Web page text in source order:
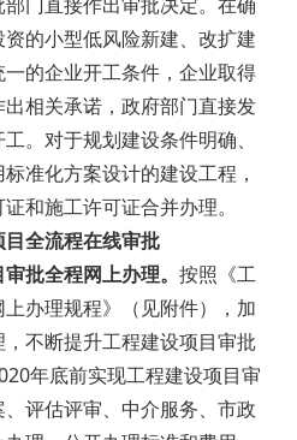
的小型低风险新建、改扩建
的企业开工条件，企业取得
相关承诺，政府部门直接发
。对于规划建设条件明确、
准化方案设计的建设工程，
和施工许可证合并办理。
全流程在线审批
批全程网上办理。 按照《工
办理规程》（见附件），加
不断提升工程建设项目审批
年底前实现工程建设项目审
评估评审、中介服务、市政